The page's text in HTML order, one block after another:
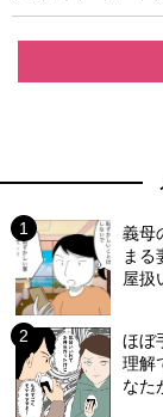
義母
まる
屋扱
ほぼ
理解
なた